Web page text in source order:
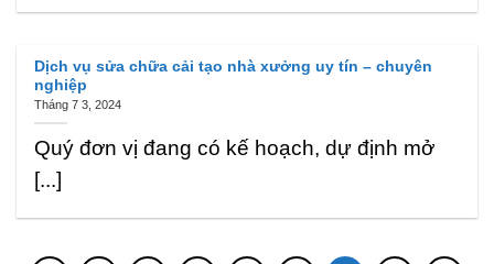
Dịch vụ sửa chữa cải tạo nhà xưởng uy tín – chuyên
nghiệp
Tháng 7 3, 2024
Quý đơn vị đang có kế hoạch, dự định mở
[...]